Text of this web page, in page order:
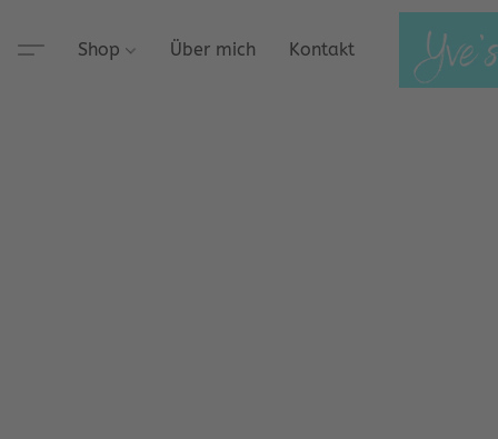
Shop Über mich Kontakt